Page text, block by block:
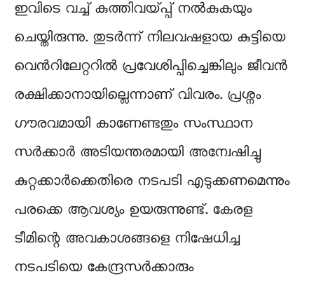
ഇവിടെ വച്ച് കുത്തിവയ്പ്പ് നൽകുകയും
ചെയ്തിരുന്നു. തുടർന്ന് നിലവഷളായ കുട്ടിയെ
വെന്‍റിലേറ്ററിൽ പ്രവേശിപ്പിച്ചെങ്കിലും ജീവൻ
രക്ഷിക്കാനായില്ലെന്നാണ് വിവരം. പ്രശ്നം
ഗൗരവമായി കാണേണ്ടതും സംസ്ഥാന
സർക്കാർ അടിയന്തരമായി അന്വേഷിച്ചു
കുറ്റക്കാർക്കെതിരെ നടപടി എടുക്കണമെന്നും
പരക്കെ ആവശ്യം ഉയരുന്നുണ്ട്. കേരള
ടീമിന്റെ അവകാശങ്ങളെ നിഷേധിച്ച
നടപടിയെ കേന്ദ്രസർക്കാരും